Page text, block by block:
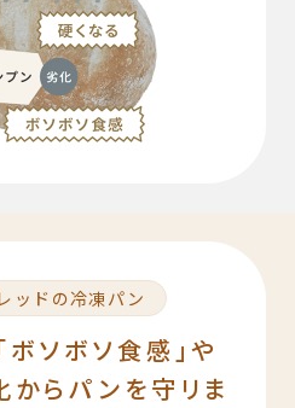
ッドの冷凍パン
ソボソ食感」や
からパンを守リま